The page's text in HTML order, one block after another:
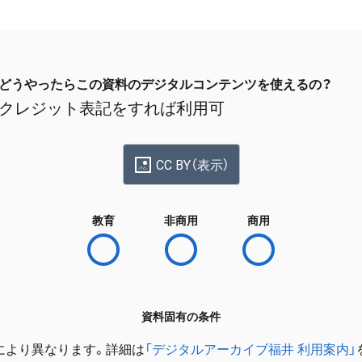
どうやったらこの資料のデジタルコンテンツを使えるの？
クレジット表記をすれば利用可
CC BY（表示）
教育 非商用 商用
資料固有の条件
より異なります。詳細は 「デジタルアーカイブ福井 利用案内」